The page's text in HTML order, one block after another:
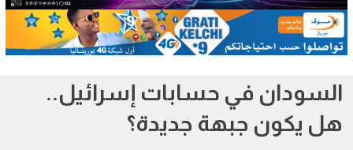
السودان في حسابات إسرائيل..
هل يكون جبهة جديدة؟